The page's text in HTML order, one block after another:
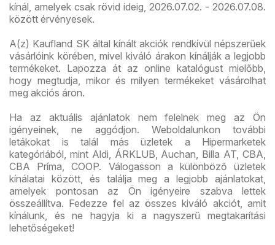
kínál, amelyek csak rövid ideig, 2026.07.02. - 2026.07.08.
között érvényesek.
A(z) Kaufland SK által kínált akciók rendkívül népszerűek
vásárlóink körében, mivel kiváló árakon kínálják a legjobb
termékeket. Lapozza át az online katalógust mielőbb,
hogy megtudja, mikor és milyen termékeket vásárolhat
meg akciós áron.
Ha az aktuális ajánlatok nem felelnek meg az Ön
igényeinek, ne aggódjon. Weboldalunkon további
letákokat is talál más üzletek a Hipermarketek
kategóriából, mint Aldi, ÁRKLUB, Auchan, Billa AT, CBA,
CBA Príma, COOP. Válogasson a különböző üzletek
kínálatai között, és találja meg a legjobb ajánlatokat,
amelyek pontosan az Ön igényeire szabva lettek
összeállítva. Fedezze fel az összes kiváló akciót, amit
kínálunk, és ne hagyja ki a nagyszerű megtakarítási
lehetőségeket!